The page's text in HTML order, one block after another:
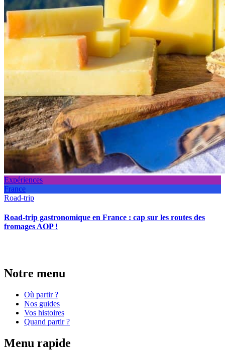
Expériences
France
Road-trip
Road-trip gastronomique en France : cap sur les routes des
fromages AOP !
Notre menu
Où partir ?
Nos guides
Vos histoires
Quand partir ?
Menu rapide